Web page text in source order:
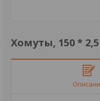
Хомуты, 150 *